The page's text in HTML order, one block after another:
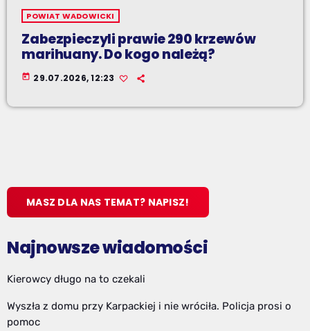
POWIAT WADOWICKI
Zabezpieczyli prawie 290 krzewów
marihuany. Do kogo należą?
today 29.07.2026, 12:23
MASZ DLA NAS TEMAT? NAPISZ!
Najnowsze wiadomości
Kierowcy długo na to czekali
Wyszła z domu przy Karpackiej i nie wróciła. Policja prosi o
pomoc